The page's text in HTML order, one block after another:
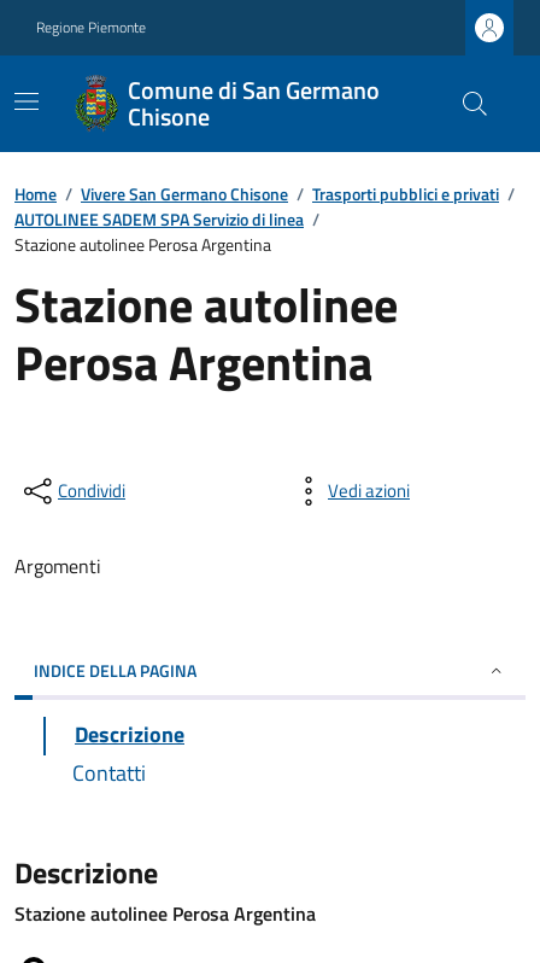
Regione Piemonte
Comune di San Germano
Chisone
Home / Vivere San Germano Chisone / Trasporti pubblici e privati /
AUTOLINEE SADEM SPA Servizio di linea /
Stazione autolinee Perosa Argentina
Stazione autolinee
Perosa Argentina
Condividi Vedi azioni
Argomenti
INDICE DELLA PAGINA
Descrizione
Contatti
Descrizione
Stazione autolinee Perosa Argentina